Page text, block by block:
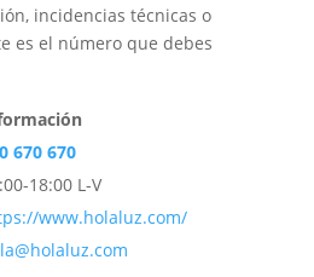
incidencias técnicas o
es el número que debes
670 670
18:00 L-V
www.holaluz.com/